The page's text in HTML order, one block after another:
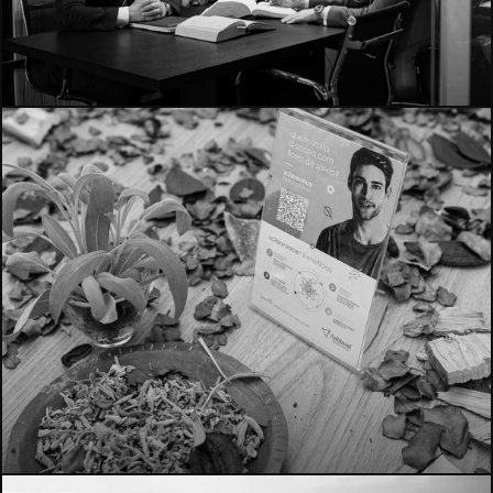
4271
1140